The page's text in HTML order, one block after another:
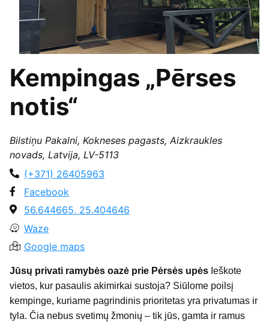
Kempingas „Pērses
notis“
Bilstiņu Pakalni, Kokneses pagasts, Aizkraukles
novads, Latvija, LV-5113
(+371) 26405963
Facebook
56.644665, 25.404646
Waze
Google maps
Jūsų privati ramybės oazė prie Pėrsės upės Ieškote
vietos, kur pasaulis akimirkai sustoja? Siūlome poilsį
kempinge, kuriame pagrindinis prioritetas yra privatumas ir
tyla. Čia nebus svetimų žmonių – tik jūs, gamta ir ramus